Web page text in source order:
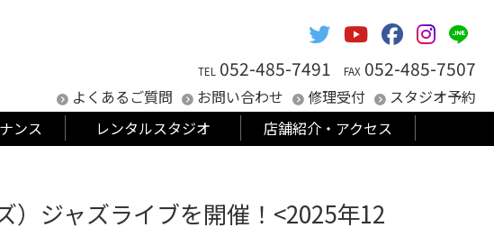
TEL 052-485-7491 FAX 052-485-7507
よくあるご質問 お問い合わせ 修理受付
スタジオ予約
ンス レンタルスタジオ 店舗紹介・アクセス
ジャズライブを開催！<2025年12